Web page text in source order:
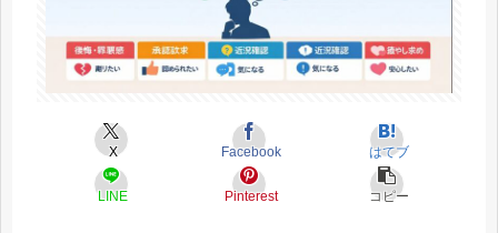
X Facebook はてブ
LINE Pinterest コピー